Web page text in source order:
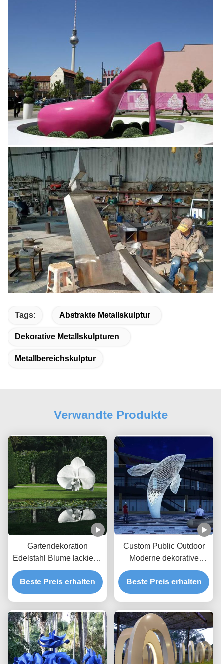
Tags: Abstrakte Metallskulptur
Dekorative Metallskulpturen
Metallbereichskulptur
Verwandte Produkte
Gartendekoration
Edelstahl Blume lackierte
Skulptur
Beste Preis erhalten
Custom Public Outdoor
Moderne dekorative
Stahlskulptur Metallstatue
Riesenweißer Wal
Beste Preis erhalten